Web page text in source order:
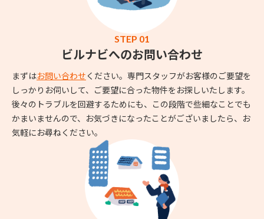
STEP 01
ビルナビへのお問い合わせ
まずはお問い合わせ ください。専門スタッフがお客様のご要望を
しっかりお伺いして、ご要望に合った物件をお探しいたします。
後々のトラブルを回避するためにも、この段階で些細なことでも
かまいませんので、お気づきになったことがございましたら、お
気軽にお尋ねください。